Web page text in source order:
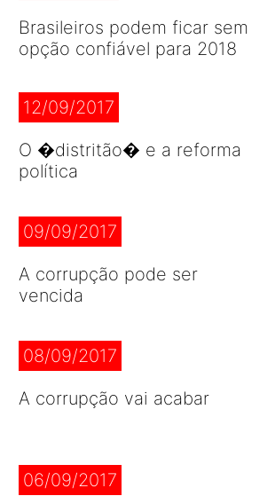
Brasileiros podem ficar sem
opção confiável para 2018
12/09/2017
O �distritão� e a reforma
política
09/09/2017
A corrupção pode ser
vencida
08/09/2017
A corrupção vai acabar
06/09/2017